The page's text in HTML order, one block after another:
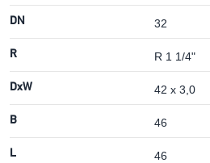
DN 32
R R 1 1/4"
DxW 42 x 3,0
B 46
L 46